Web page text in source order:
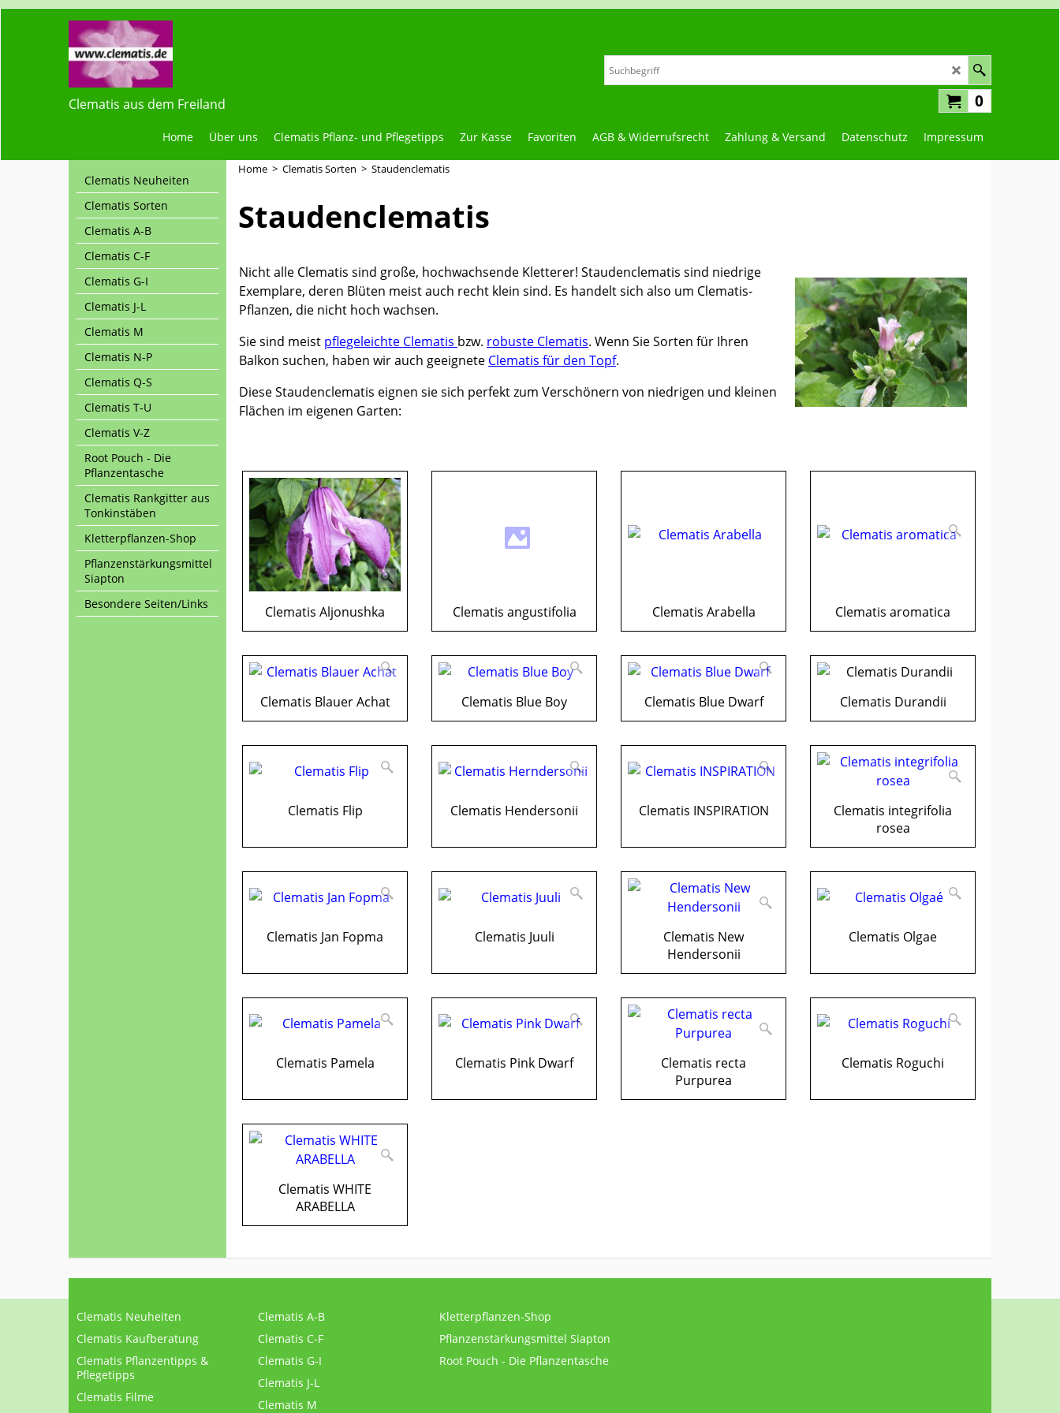
Clematis aus dem Freiland 0
Home Über uns Clematis Pflanz- und Pflegetipps Zur Kasse Favoriten AGB & Widerrufsrecht Zahlung & Versand Datenschutz Impressum
Clematis Neuheiten
Clematis Sorten
Clematis A-B
Clematis C-F
Clematis G-I
Clematis J-L
Clematis M
Clematis N-P
Clematis Q-S
Clematis T-U
Clematis V-Z
Root Pouch - Die
Pflanzentasche
Clematis Rankgitter aus
Tonkinstäben
Kletterpflanzen-Shop
Pflanzenstärkungsmittel
Siapton
Besondere Seiten/Links
Home > Clematis Sorten > Staudenclematis
Staudenclematis
Nicht alle Clematis sind große, hochwachsende Kletterer! Staudenclematis sind niedrige
Exemplare, deren Blüten meist auch recht klein sind. Es handelt sich also um Clematis-
Pflanzen, die nicht hoch wachsen.
Sie sind meist pflegeleichte Clematis bzw. robuste Clematis. Wenn Sie Sorten für Ihren
Balkon suchen, haben wir auch geeignete Clematis für den Topf.
Diese Staudenclematis eignen sie sich perfekt zum Verschönern von niedrigen und kleinen
Flächen im eigenen Garten:
Clematis Aljonushka Clematis angustifolia Clematis Arabella Clematis aromatica
Clematis Blauer Achat Clematis Blue Boy Clematis Blue Dwarf Clematis Durandii
Clematis Flip Clematis Hendersonii Clematis INSPIRATION
Clematis integrifolia
rosea
Clematis Jan Fopma Clematis Juuli
Clematis New
Hendersonii
Clematis Olgae
Clematis Pamela Clematis Pink Dwarf
Clematis recta
Purpurea
Clematis Roguchi
Clematis WHITE
ARABELLA
Clematis Neuheiten
Clematis Kaufberatung
Clematis Pflanzentipps &
Pflegetipps
Clematis Filme
Clematis A-B
Clematis C-F
Clematis G-I
Clematis J-L
Clematis M
Kletterpflanzen-Shop
Pflanzenstärkungsmittel Siapton
Root Pouch - Die Pflanzentasche